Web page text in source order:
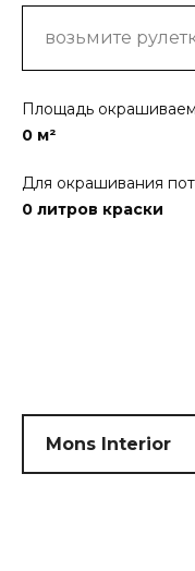
Площадь
0 м²
Для окрашивания
0 литров краски